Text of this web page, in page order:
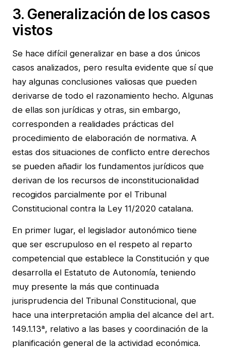
3. Generalización de los casos
vistos
Se hace difícil generalizar en base a dos únicos
casos analizados, pero resulta evidente que sí que
hay algunas conclusiones valiosas que pueden
derivarse de todo el razonamiento hecho. Algunas
de ellas son jurídicas y otras, sin embargo,
corresponden a realidades prácticas del
procedimiento de elaboración de normativa. A
estas dos situaciones de conflicto entre derechos
se pueden añadir los fundamentos jurídicos que
derivan de los recursos de inconstitucionalidad
recogidos parcialmente por el Tribunal
Constitucional contra la Ley 11/2020 catalana.
En primer lugar, el legislador autonómico tiene
que ser escrupuloso en el respeto al reparto
competencial que establece la Constitución y que
desarrolla el Estatuto de Autonomía, teniendo
muy presente la más que continuada
jurisprudencia del Tribunal Constitucional, que
hace una interpretación amplia del alcance del art.
149.1.13ª, relativo a las bases y coordinación de la
planificación general de la actividad económica.